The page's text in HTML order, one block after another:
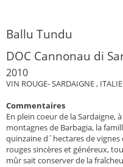
Ballu Tundu
DOC Cannonau di
2010
VIN ROUGE- SARDAIGNE ,
Commentaires
En plein coeur de la Sardaigne,
montagnes de Barbagia, la
quinzaine d´hectares de vignes
rouges sincères et généreux,
mûr sait conserver de la